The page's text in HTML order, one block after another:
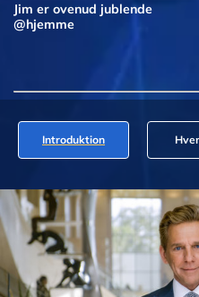
Jim er ovenud jublende
@hjemme
Introduktion